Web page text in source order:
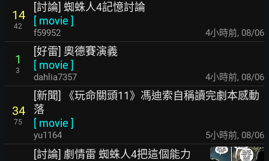
14
42
[討論] 蜘蛛人4記憶討論
[ movie ]
f59952 4小時前, 08/06
1
3
[好雷] 奧德賽演義
[ movie ]
dahlia7357 4小時前, 08/06
34
75
[新聞] 《玩命關頭11》馮迪索自稱讀完劇本感動
落
[ movie ]
yu1164 5小時前, 08/06
[討論] 劇情雷 蜘蛛人4把這個能力